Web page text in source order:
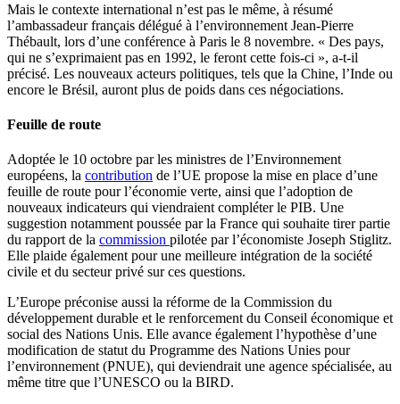
Mais le contexte international n’est pas le même, à résumé
l’ambassadeur français délégué à l’environnement Jean-Pierre
Thébault, lors d’une conférence à Paris le 8 novembre. « Des pays,
qui ne s’exprimaient pas en 1992, le feront cette fois-ci », a-t-il
précisé. Les nouveaux acteurs politiques, tels que la Chine, l’Inde ou
encore le Brésil, auront plus de poids dans ces négociations.
Feuille de route
Adoptée le 10 octobre par les ministres de l’Environnement
européens, la contribution de l’UE propose la mise en place d’une
feuille de route pour l’économie verte, ainsi que l’adoption de
nouveaux indicateurs qui viendraient compléter le PIB. Une
suggestion notamment poussée par la France qui souhaite tirer partie
du rapport de la commission pilotée par l’économiste Joseph Stiglitz.
Elle plaide également pour une meilleure intégration de la société
civile et du secteur privé sur ces questions.
L’Europe préconise aussi la réforme de la Commission du
développement durable et le renforcement du Conseil économique et
social des Nations Unis. Elle avance également l’hypothèse d’une
modification de statut du Programme des Nations Unies pour
l’environnement (PNUE), qui deviendrait une agence spécialisée, au
même titre que l’UNESCO ou la BIRD.